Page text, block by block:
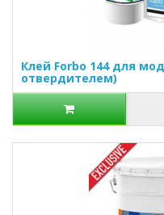
Клей Forbo 144 для
отвердителем)